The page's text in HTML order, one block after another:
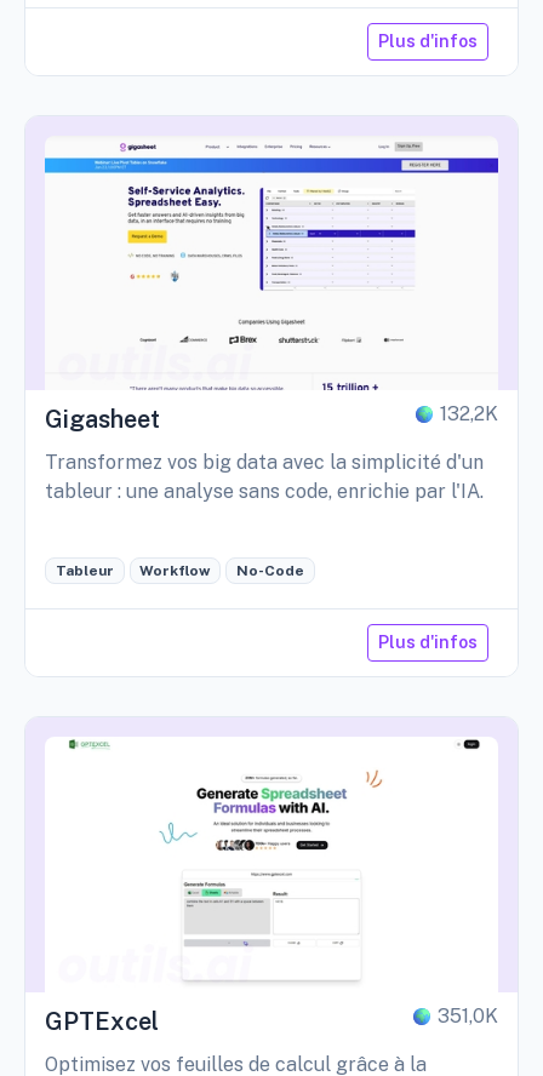
Plus d'infos
Gigasheet 132,2K
Transformez vos big data avec la simplicité d'un
tableur : une analyse sans code, enrichie par l'IA.
Tableur Workflow No-Code
Plus d'infos
GPTExcel 351,0K
Optimisez vos feuilles de calcul grâce à la